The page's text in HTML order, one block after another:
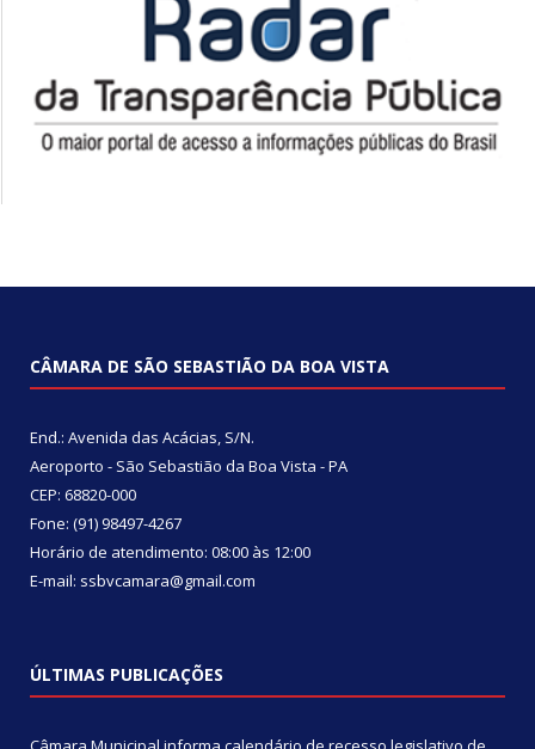
CÂMARA DE SÃO SEBASTIÃO DA BOA VISTA
End.: Avenida das Acácias, S/N.
Aeroporto - São Sebastião da Boa Vista - PA
CEP: 68820-000
Fone: (91) 98497-4267
Horário de atendimento: 08:00 às 12:00
E-mail: ssbvcamara@gmail.com
ÚLTIMAS PUBLICAÇÕES